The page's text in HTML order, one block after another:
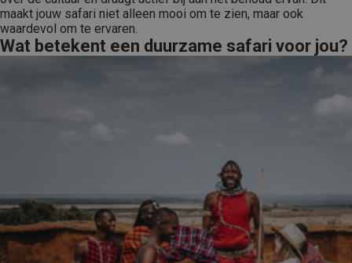
maakt jouw safari niet alleen mooi om te zien, maar ook
waardevol om te ervaren.
Wat betekent een duurzame safari voor jou?